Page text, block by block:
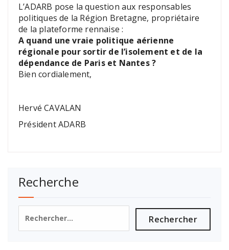
L’ADARB pose la question aux responsables
politiques de la Région Bretagne, propriétaire
de la plateforme rennaise :
A quand une vraie politique aérienne
régionale pour sortir de l’isolement et de la
dépendance de Paris et Nantes ?
Bien cordialement,
Hervé CAVALAN
Président ADARB
Recherche